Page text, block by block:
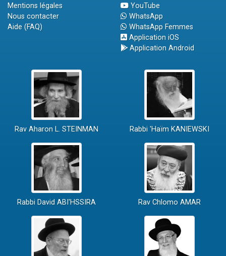
Mentions légales
Nous contacter
Aide (FAQ)
YouTube
WhatsApp
WhatsApp Femmes
Application iOS
Application Android
Rav Aharon L. STEINMAN Rabbi 'Haïm KANIEWSKI
Rabbi David ABI'HSSIRA Rav Chlomo AMAR